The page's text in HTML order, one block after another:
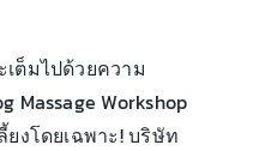
ต็มไปด้วยความ
Massage Workshop
งโดยเฉพาะ! บริษัท